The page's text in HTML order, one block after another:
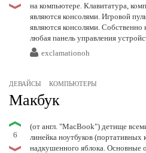
на компьютере. Клавитатура,
являются консолями. Игровой
являются консолями.
любая панель управления
exclamationoh
ДЕВАЙСЫ КОМПЬЮТЕРЫ
Макбук
6
(от англ. "MacBook") детище
линейка ноутбуков
надкушенного яблока. Основные